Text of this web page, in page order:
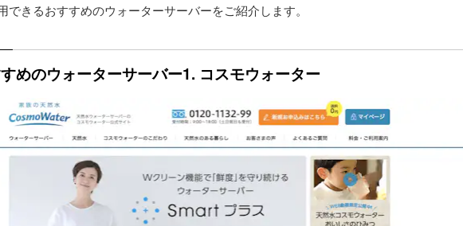
できるおすすめのウォーターサーバーをご紹介します。
めのウォーターサーバー1. コスモウォーター